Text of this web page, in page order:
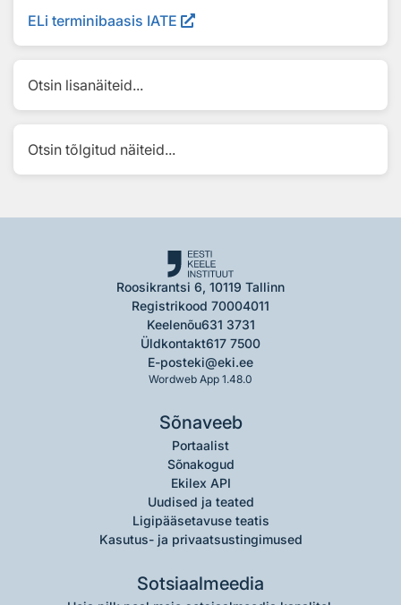
ELi terminibaasis IATE
Otsin lisanäiteid...
Otsin tõlgitud näiteid...
Roosikrantsi 6, 10119 Tallinn
Registrikood 70004011
Keelenõu631 3731
Üldkontakt617 7500
E-posteki@eki.ee
Wordweb App 1.48.0
Sõnaveeb
Portaalist
Sõnakogud
Ekilex API
Uudised ja teated
Ligipääsetavuse teatis
Kasutus- ja privaatsustingimused
Sotsiaalmeedia